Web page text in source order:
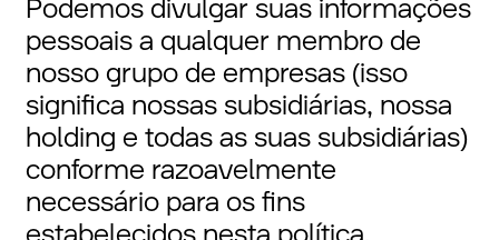
Podemos divulgar suas informações
pessoais a qualquer membro de
nosso grupo de empresas (isso
significa nossas subsidiárias, nossa
holding e todas as suas subsidiárias)
conforme razoavelmente
necessário para os fins